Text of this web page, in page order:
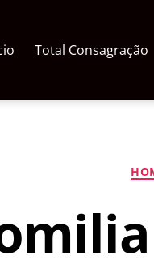
Total Consagração